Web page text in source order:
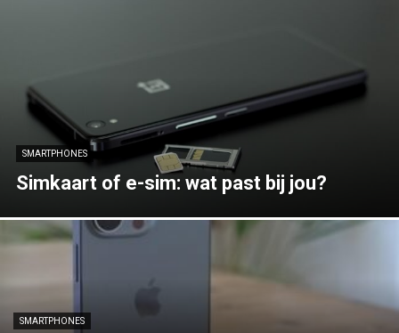
SMARTPHONES
Simkaart of e-sim: wat past bij jou?
SMARTPHONES